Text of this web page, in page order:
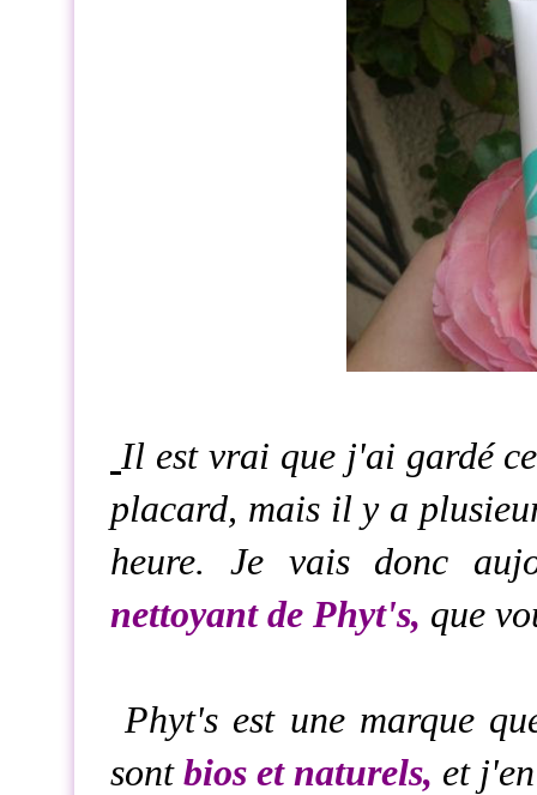
Il est vrai que j'ai gardé
placard, mais il y a
heure. Je vais donc
nettoyant de Phyt's, que
Phyt's est une marque
sont bios et naturels, et